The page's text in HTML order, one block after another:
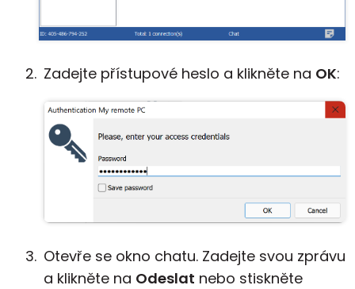
Zadejte přístupové heslo a klikněte na OK:
Otevře se okno chatu. Zadejte svou zprávu
a klikněte na Odeslat nebo stiskněte